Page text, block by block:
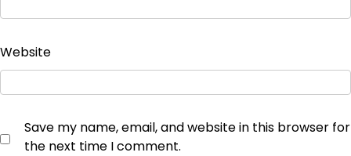
Website
Save my name, email, and website in this browser for
the next time I comment.